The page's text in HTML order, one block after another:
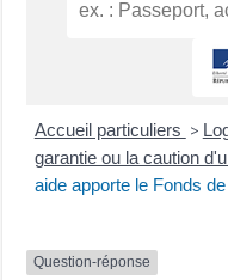
Accueil particuliers >
garantie ou la caution
aide apporte le Fonds
Question-réponse